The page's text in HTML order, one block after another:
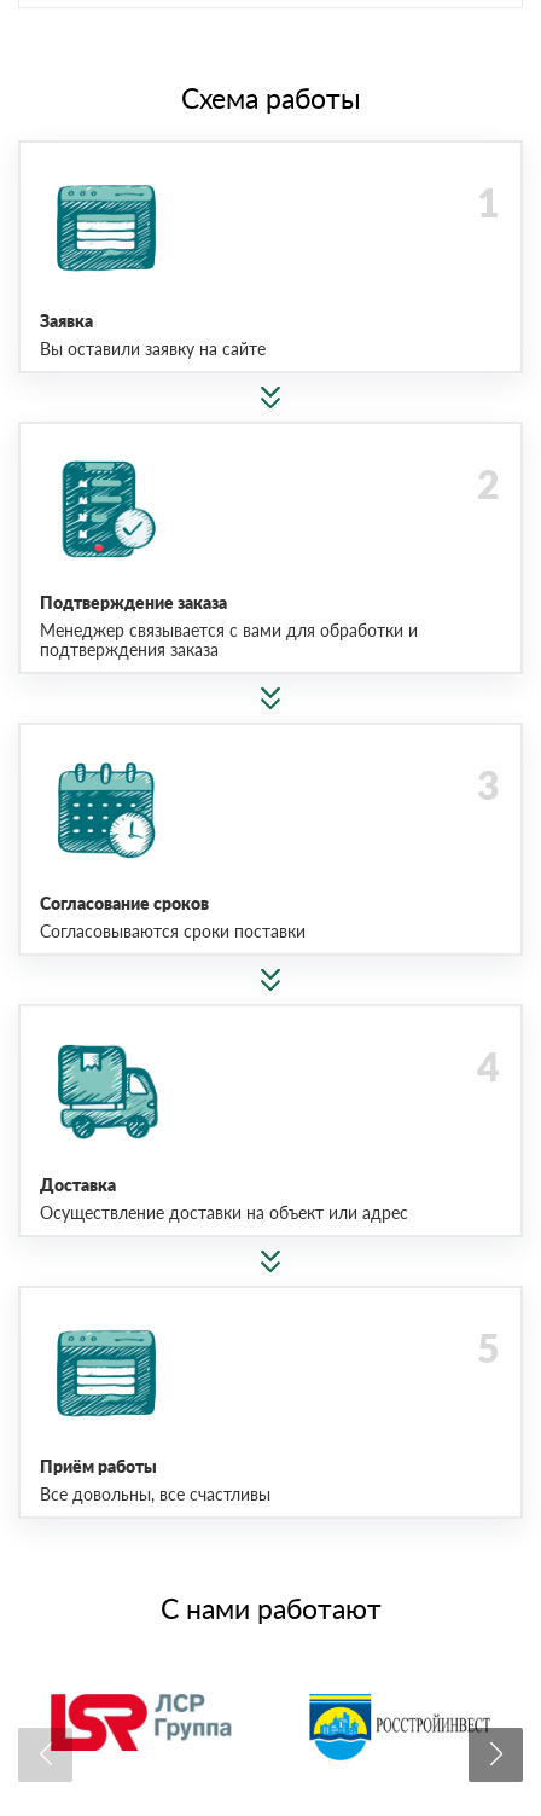
Схема работы
Заявка
Вы оставили заявку на сайте
Подтверждение заказа
Менеджер связывается с вами для обработки и
подтверждения заказа
Согласование сроков
Согласовываются сроки поставки
Доставка
Осуществление доставки на объект или адрес
Приём работы
Все довольны, все счастливы
С нами работают